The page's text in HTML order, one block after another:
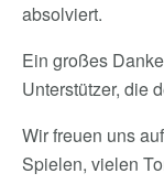
absolviert.
Ein großes
Unterstützer, die
Wir freuen uns
Spielen, vielen